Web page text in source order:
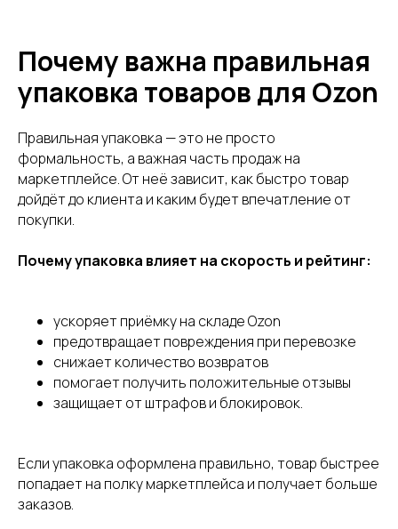
Почему важна правильная
упаковка товаров для Ozon
Правильная упаковка — это не просто
формальность, а важная часть продаж на
маркетплейсе. От неё зависит, как быстро товар
дойдёт до клиента и каким будет впечатление от
покупки.
Почему упаковка влияет на скорость и рейтинг:
ускоряет приёмку на складе Ozon
предотвращает повреждения при перевозке
снижает количество возвратов
помогает получить положительные отзывы
защищает от штрафов и блокировок.
Если упаковка оформлена правильно, товар быстрее
попадает на полку маркетплейса и получает больше
заказов.